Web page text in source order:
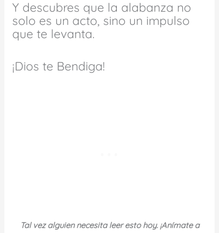
Y descubres que la alabanza no
solo es un acto, sino un impulso
que te levanta.
¡Dios te Bendiga!
Tal vez alguien necesita leer esto hoy. ¡Anímate a